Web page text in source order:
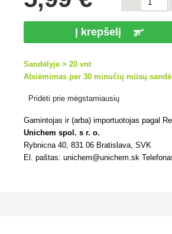
Į krepšelį
Sandėlyje > 20 vnt
Atsiėmimas per 30 minučių mūsų
Pridėti prie mėgstamiausių
Gamintojas ir (arba) importuotojas pagal
Unichem spol. s r. o.
Rybnicna 40, 831 06 Bratislava, SVK
El. paštas: unichem@unichem.sk